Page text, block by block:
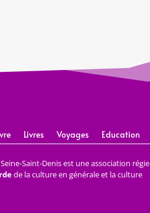
Livres Voyages Education
Saint-Denis est une association régie
de la culture en générale et la culture